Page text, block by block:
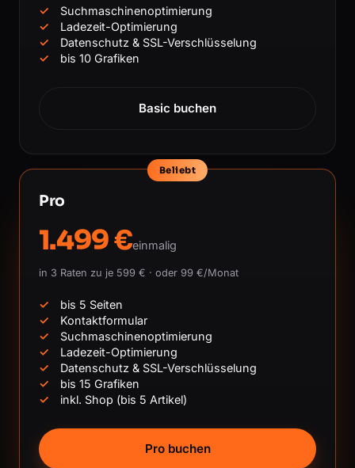
Suchmaschinenoptimierung
Ladezeit-Optimierung
Datenschutz & SSL-Verschlüsselung
bis 10 Grafiken
Basic buchen
Beliebt
Pro
1.499 €einmalig
in 3 Raten zu je 599 € · oder 99 €/Monat
bis 5 Seiten
Kontaktformular
Suchmaschinenoptimierung
Ladezeit-Optimierung
Datenschutz & SSL-Verschlüsselung
bis 15 Grafiken
inkl. Shop (bis 5 Artikel)
Pro buchen